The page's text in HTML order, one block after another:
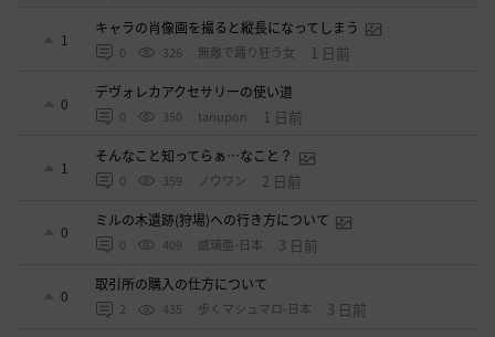
1
キャラの肖像画を撮ると縦長になってしまう
0 326 無敵で踊り狂う女 1 日前
0
デヴォレカアクセサリーの使い道
0 350 tanupon 1 日前
1
そんなこと知ってらぁ…なこと？
0 359 ノウワン 2 日前
0
ミルの木遺跡(狩場)への行き方について
0 409 威璃亜-日本 3 日前
0
取引所の購入の仕方について
2 435 歩くマシュマロ-日本 3 日前